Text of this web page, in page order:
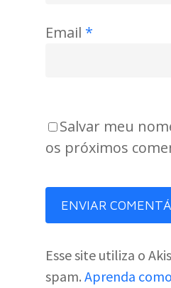
Email *
Salvar meu
os próximos
Esse site utiliza o
spam. Aprenda